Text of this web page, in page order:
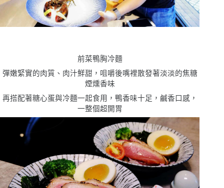
前菜鴨胸冷麵
彈嫩緊實的肉質、肉汁鮮甜，咀嚼後嘴裡散發著淡淡的焦糖
煙燻香味
再搭配著糖心蛋與冷麵一起食用，鴨香味十足，鹹香口感，
一整個超開胃